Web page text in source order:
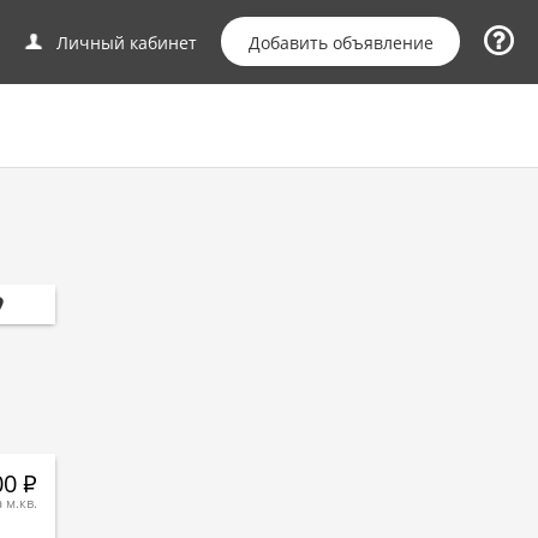
Личный кабинет Добавить объявление
Р
м.кв.